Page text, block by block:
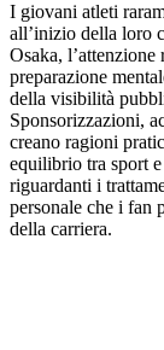
I giovani atleti
all’inizio della loro
Osaka,
preparazione
della visibilità
Sponsorizzazioni,
creano ragioni
equilibrio tra sport
riguardanti i
personale che i fan
della carriera.